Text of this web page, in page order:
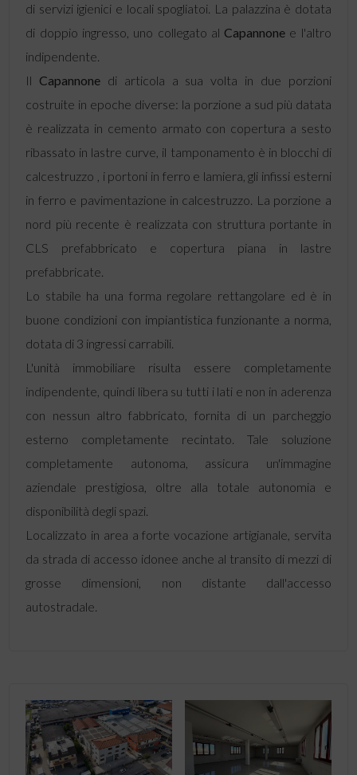
di servizi igienici e locali spogliatoi. La palazzina è dotata
di doppio ingresso, uno collegato al Capannone e l'altro
indipendente.
Il Capannone di articola a sua volta in due porzioni
costruite in epoche diverse: la porzione a sud più datata
è realizzata in cemento armato con copertura a sesto
ribassato in lastre curve, il tamponamento è in blocchi di
calcestruzzo , i portoni in ferro e lamiera, gli infissi esterni
in ferro e pavimentazione in calcestruzzo. La porzione a
nord più recente è realizzata con struttura portante in
CLS prefabbricato e copertura piana in lastre
prefabbricate.
Lo stabile ha una forma regolare rettangolare ed è in
buone condizioni con impiantistica funzionante a norma,
dotata di 3 ingressi carrabili.
L'unità immobiliare risulta essere completamente
indipendente, quindi libera su tutti i lati e non in aderenza
con nessun altro fabbricato, fornita di un parcheggio
esterno completamente recintato. Tale soluzione
completamente autonoma, assicura un'immagine
aziendale prestigiosa, oltre alla totale autonomia e
disponibilità degli spazi.
Localizzato in area a forte vocazione artigianale, servita
da strada di accesso idonee anche al transito di mezzi di
grosse dimensioni, non distante dall'accesso
autostradale.